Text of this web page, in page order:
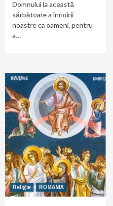
Domnului la această
sărbătoare a înnoirii
noastre ca oameni, pentru
a…
Religie ROMANIA